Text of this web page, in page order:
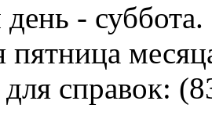
- суббота.
пятница
справок: